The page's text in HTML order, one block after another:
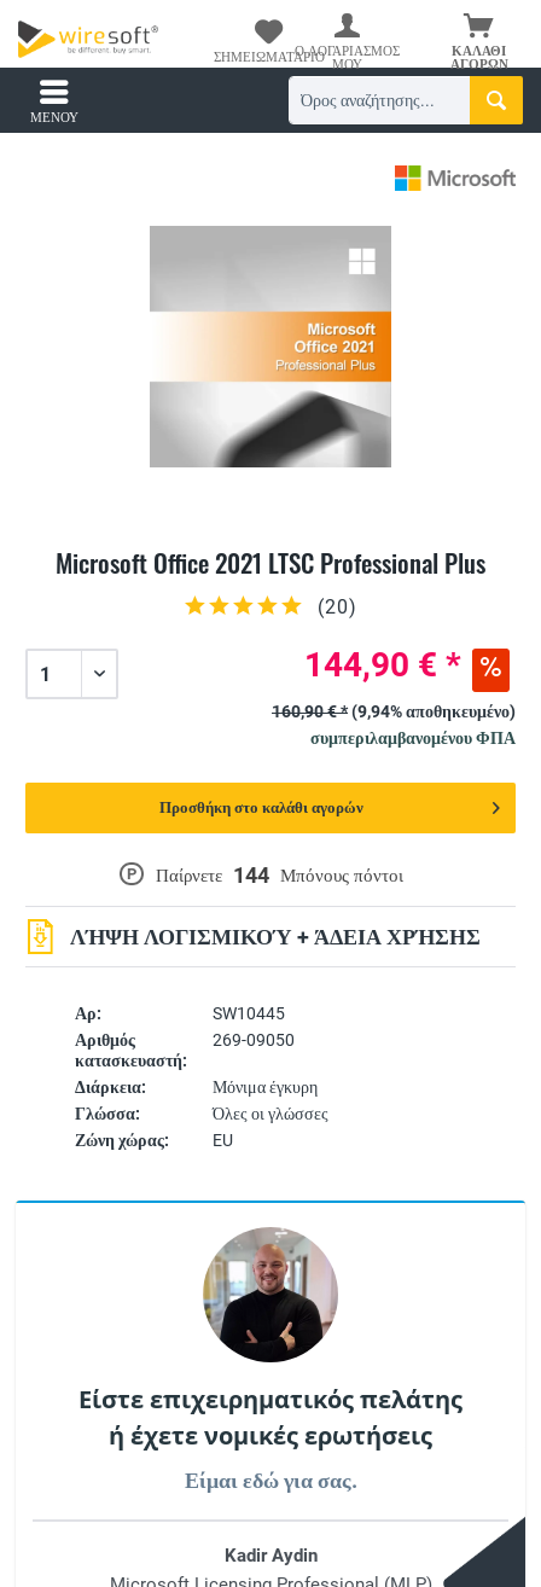
ΚΑΛΆΘΙ
ΑΓΟΡΏΝ
ΣΗΜΕΙΩΜΑΤΆΡΙΟΟ ΛΟΓΑΡΙΑΣΜΌΣ
ΜΟΥ
ΜΕΝΟΎ
Microsoft Office 2021 LTSC Professional Plus
(20)
Αρ:
SW10445
Αριθμός
κατασκευαστή:
269-09050
Διάρκεια:
Μόνιμα έγκυρη
Γλώσσα:
Όλες οι γλώσσες
Ζώνη χώρας:
EU
P Παίρνετε 144 Μπόνους πόντοι
ΛΉΨΗ ΛΟΓΙΣΜΙΚΟΎ + ΆΔΕΙΑ ΧΡΉΣΗΣ
144,90 € *
160,90 € *(9,94% αποθηκευμένο)
συμπεριλαμβανομένου ΦΠΑ
Προσθήκη στο καλάθι αγορών
Είστε επιχειρηματικός πελάτης
ή έχετε νομικές ερωτήσεις
Είμαι εδώ για σας.
Kadir Aydin